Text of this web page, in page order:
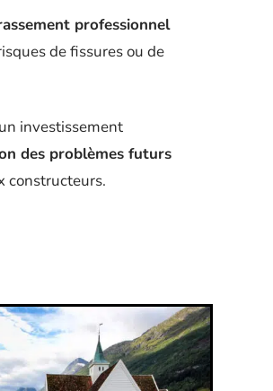
professionnel
de fissures ou de
investissement
des problèmes futurs
constructeurs.